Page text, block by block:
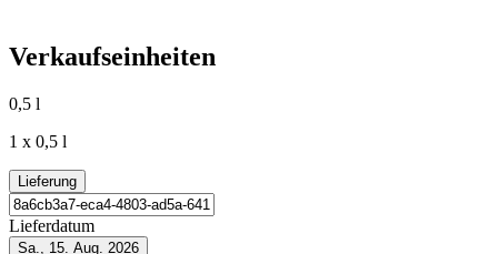
Verkaufseinheiten
0,5 l
1 x 0,5 l
Lieferung
Lieferdatum
Sa., 15. Aug. 2026